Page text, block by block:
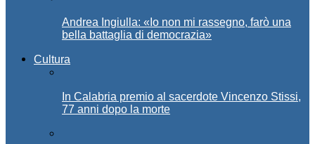
Andrea Ingiulla: «Io non mi rassegno, farò una
bella battaglia di democrazia»
Cultura
In Calabria premio al sacerdote Vincenzo Stissi,
77 anni dopo la morte